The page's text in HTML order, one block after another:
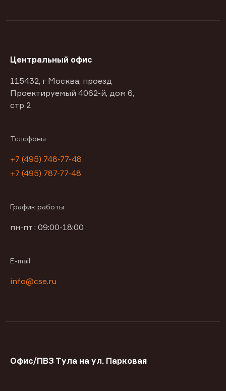
Центральный офис
115432, г Москва, проезд
Проектируемый 4062-й, дом 6,
стр 2
Телефоны
+7 (495) 748-77-48
+7 (495) 787-77-48
График работы
пн-пт : 09:00-18:00
E-mail
info@cse.ru
Офис/ПВЗ Тула на ул. Парковая